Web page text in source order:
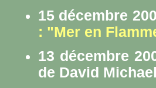
15 décembre
: "Mer en
13 décembre
de David